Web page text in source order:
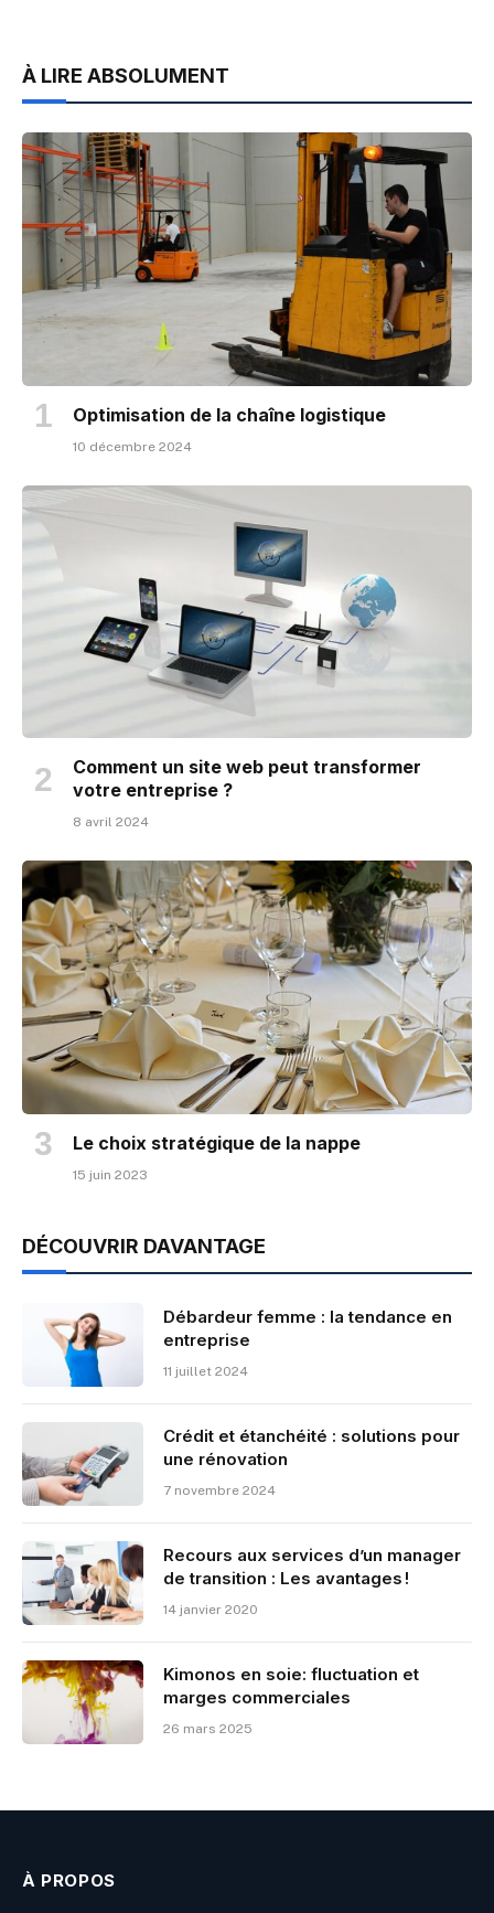
À LIRE ABSOLUMENT
Optimisation de la chaîne logistique
10 décembre 2024
Comment un site web peut transformer
votre entreprise ?
8 avril 2024
Le choix stratégique de la nappe
15 juin 2023
DÉCOUVRIR DAVANTAGE
Débardeur femme : la tendance en
entreprise
11 juillet 2024
Crédit et étanchéité : solutions pour
une rénovation
7 novembre 2024
Recours aux services d’un manager
de transition : Les avantages !
14 janvier 2020
Kimonos en soie: fluctuation et
marges commerciales
26 mars 2025
À PROPOS